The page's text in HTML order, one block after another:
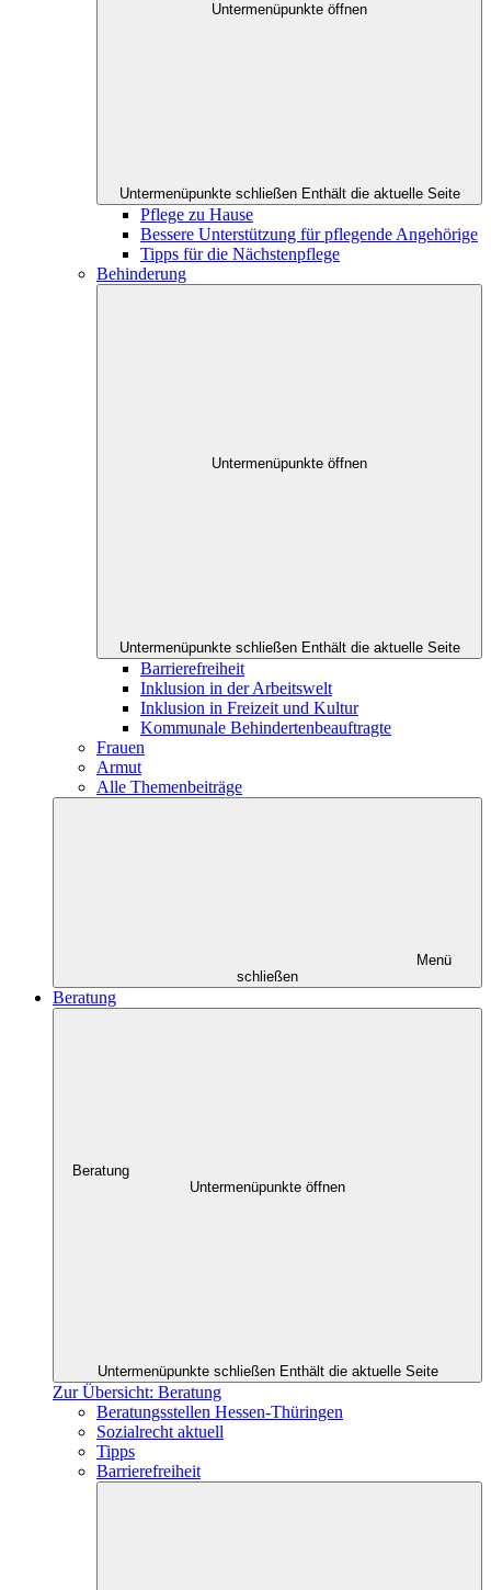
Untermenüpunkte öffnen
Untermenüpunkte schließen Enthält die aktuelle Seite
Pflege zu Hause
Bessere Unterstützung für pflegende Angehörige
Tipps für die Nächstenpflege
Behinderung
Untermenüpunkte öffnen
Untermenüpunkte schließen Enthält die aktuelle Seite
Barrierefreiheit
Inklusion in der Arbeitswelt
Inklusion in Freizeit und Kultur
Kommunale Behindertenbeauftragte
Frauen
Armut
Alle Themenbeiträge
Menü
schließen
Beratung
Beratung
Untermenüpunkte öffnen
Untermenüpunkte schließen Enthält die aktuelle Seite
Zur Übersicht: Beratung
Beratungsstellen Hessen-Thüringen
Sozialrecht aktuell
Tipps
Barrierefreiheit